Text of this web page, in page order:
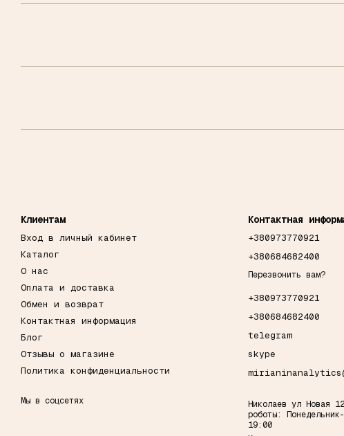
Клиентам
Вход в личный кабинет
Каталог
О нас
Оплата и доставка
Обмен и возврат
Контактная информация
Блог
Отзывы о магазине
Политика конфиденциальности
Мы в соцсетях
Контактная
+380973770921
+380684682400
Перезвонить вам?
+380973770921
+380684682400
telegram
skype
Николаев ул Новая
роботы:
19:00